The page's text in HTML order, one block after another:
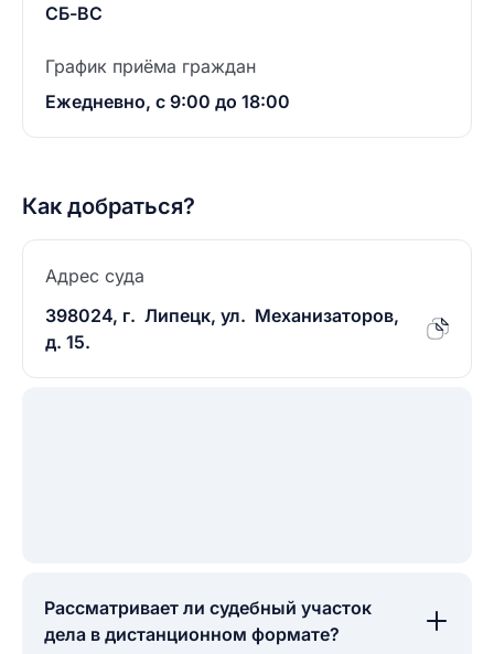
СБ-ВС
График приёма граждан
Ежедневно, с 9:00 до 18:00
Как добраться?
Адрес суда
398024, г. Липецк, ул. Механизаторов,
д. 15.
Рассматривает ли судебный участок
дела в дистанционном формате?